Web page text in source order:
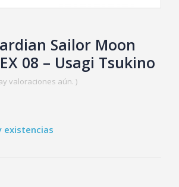
Sailor Moon
08 – Usagi Tsukino
valoraciones aún. )
existencias